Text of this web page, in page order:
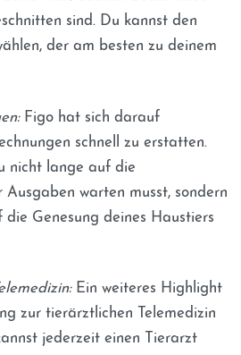
sind. Du kannst den
der am besten zu deinem
Figo hat sich darauf
schnell zu erstatten.
nicht lange auf die
Ausgaben warten musst, sondern
Genesung deines Haustiers
Ein weiteres Highlight
zur tierärztlichen Telemedizin
jederzeit einen Tierarzt